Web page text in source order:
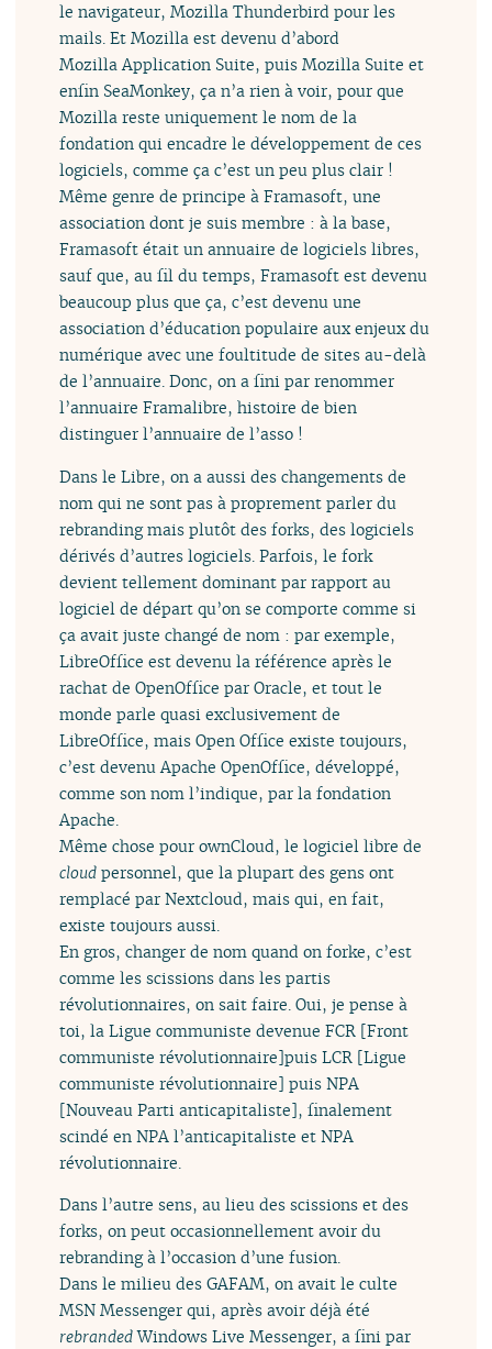
le navigateur, Mozilla Thunderbird pour les
mails. Et Mozilla est devenu d’abord
Mozilla Application Suite, puis Mozilla Suite et
enfin SeaMonkey, ça n’a rien à voir, pour que
Mozilla reste uniquement le nom de la
fondation qui encadre le développement de ces
logiciels, comme ça c’est un peu plus clair !
Même genre de principe à Framasoft, une
association dont je suis membre : à la base,
Framasoft était un annuaire de logiciels libres,
sauf que, au fil du temps, Framasoft est devenu
beaucoup plus que ça, c’est devenu une
association d’éducation populaire aux enjeux du
numérique avec une foultitude de sites au-delà
de l’annuaire. Donc, on a fini par renommer
l’annuaire Framalibre, histoire de bien
distinguer l’annuaire de l’asso !
Dans le Libre, on a aussi des changements de
nom qui ne sont pas à proprement parler du
rebranding mais plutôt des forks, des logiciels
dérivés d’autres logiciels. Parfois, le fork
devient tellement dominant par rapport au
logiciel de départ qu’on se comporte comme si
ça avait juste changé de nom : par exemple,
LibreOffice est devenu la référence après le
rachat de OpenOffice par Oracle, et tout le
monde parle quasi exclusivement de
LibreOffice, mais Open Office existe toujours,
c’est devenu Apache OpenOffice, développé,
comme son nom l’indique, par la fondation
Apache.
Même chose pour ownCloud, le logiciel libre de
cloud personnel, que la plupart des gens ont
remplacé par Nextcloud, mais qui, en fait,
existe toujours aussi.
En gros, changer de nom quand on forke, c’est
comme les scissions dans les partis
révolutionnaires, on sait faire. Oui, je pense à
toi, la Ligue communiste devenue FCR [Front
communiste révolutionnaire]puis LCR [Ligue
communiste révolutionnaire] puis NPA
[Nouveau Parti anticapitaliste], finalement
scindé en NPA l’anticapitaliste et NPA
révolutionnaire.
Dans l’autre sens, au lieu des scissions et des
forks, on peut occasionnellement avoir du
rebranding à l’occasion d’une fusion.
Dans le milieu des GAFAM, on avait le culte
MSN Messenger qui, après avoir déjà été
rebrandedWindows Live Messenger, a fini par